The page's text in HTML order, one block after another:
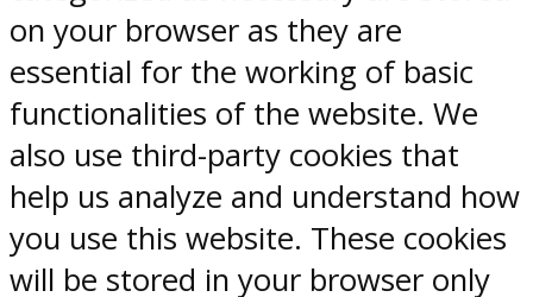
on your browser as they are
essential for the working of basic
functionalities of the website. We
also use third-party cookies that
help us analyze and understand how
you use this website. These cookies
will be stored in your browser only